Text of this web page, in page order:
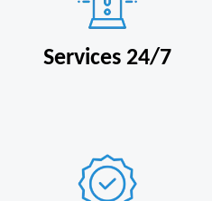
Services 24/7